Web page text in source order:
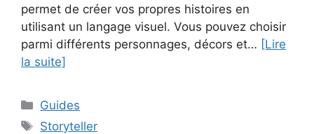
permet de créer vos propres histoires en
utilisant un langage visuel. Vous pouvez choisir
parmi différents personnages, décors et… [Lire
la suite]
Catégories
Guides
Étiquettes
Storyteller